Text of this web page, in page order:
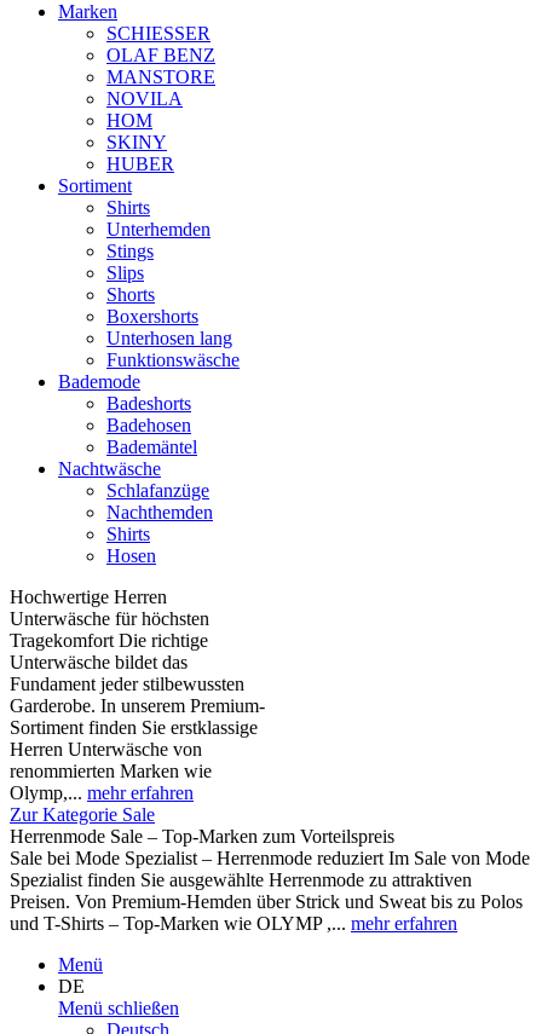
Marken
SCHIESSER
OLAF BENZ
MANSTORE
NOVILA
HOM
SKINY
HUBER
Sortiment
Shirts
Unterhemden
Stings
Slips
Shorts
Boxershorts
Unterhosen lang
Funktionswäsche
Bademode
Badeshorts
Badehosen
Bademäntel
Nachtwäsche
Schlafanzüge
Nachthemden
Shirts
Hosen
Hochwertige Herren
Unterwäsche für höchsten
Tragekomfort Die richtige
Unterwäsche bildet das
Fundament jeder stilbewussten
Garderobe. In unserem Premium-
Sortiment finden Sie erstklassige
Herren Unterwäsche von
renommierten Marken wie
Olymp,... mehr erfahren
Zur Kategorie Sale
Herrenmode Sale – Top-Marken zum Vorteilspreis
Sale bei Mode Spezialist – Herrenmode reduziert Im Sale von Mode
Spezialist finden Sie ausgewählte Herrenmode zu attraktiven
Preisen. Von Premium-Hemden über Strick und Sweat bis zu Polos
und T-Shirts – Top-Marken wie OLYMP ,... mehr erfahren
Menü
DE
Menü schließen
Deutsch